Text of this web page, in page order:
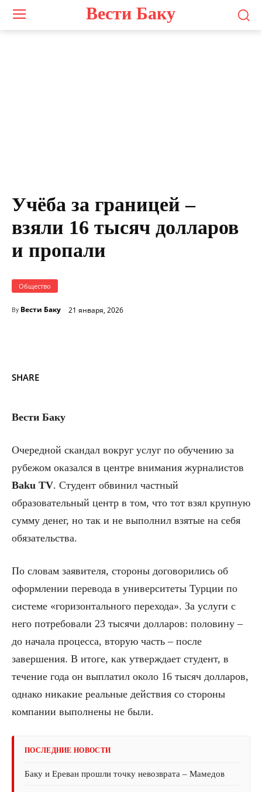
Вести Баку
Учёба за границей –
взяли 16 тысяч долларов
и пропали
Общество
By Вести Баку 21 января, 2026
SHARE
Вести Баку
Очередной скандал вокруг услуг по обучению за
рубежом оказался в центре внимания журналистов
Baku TV. Студент обвинил частный
образовательный центр в том, что тот взял крупную
сумму денег, но так и не выполнил взятые на себя
обязательства.
По словам заявителя, стороны договорились об
оформлении перевода в университеты Турции по
системе «горизонтального перехода». За услуги с
него потребовали 23 тысячи долларов: половину –
до начала процесса, вторую часть – после
завершения. В итоге, как утверждает студент, в
течение года он выплатил около 16 тысяч долларов,
однако никакие реальные действия со стороны
компании выполнены не были.
ПОСЛЕДНИЕ НОВОСТИ
Баку и Ереван прошли точку невозврата – Мамедов